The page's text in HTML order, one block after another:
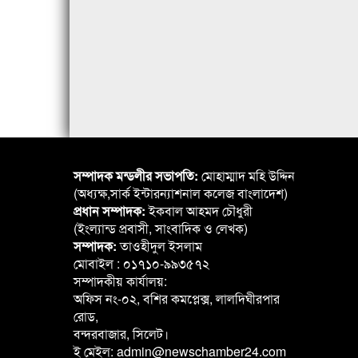
সম্পাদক মন্ডলীর সভাপতি: মোহাম্মাদ মহি উদ্দিন
(অধ্যক্ষ,সার্ক ইন্টারন্যাশনাল কলেজ বাংলাদেশ)
প্রধান সম্পাদক:ইকবাল আহমদ চৌধুরী
(ইংল্যান্ড প্রবাসী, সাংবাদিক ও লেখক)
সম্পাদক:তাওহীদুল ইসলাম
মোবাইল : ০১৭১০-৯৯৩৫৭২
সম্পাদকীয় কার্যালয়:
অফিস নং-০২, বশির কমপ্লেক্স, লালদিঘীরপার
রোড,
বন্দরবাজার, সিলেট।
ই মেইল: admin@newschamber24.com